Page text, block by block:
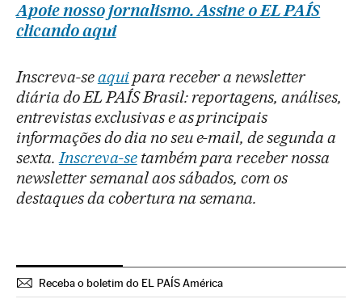
Apoie nosso jornalismo. Assine o EL PAÍS
clicando aqui
Inscreva-seaquipara receber a newsletter
diária do EL PAÍS Brasil: reportagens, análises,
entrevistas exclusivas e as principais
informações do dia no seu e-mail, de segunda a
sexta.Inscreva-setambém para receber nossa
newsletter semanal aos sábados, com os
destaques da cobertura na semana.
Receba o boletim do EL PAÍS América